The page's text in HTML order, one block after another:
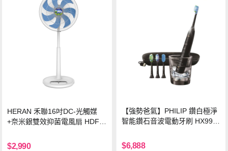
HERAN 禾聯16吋DC-光觸媒
+奈米銀雙效抑菌電風扇 HDF-1
$2,990
【強勢爸氣】PHILIP 鑽白極淨
智能鑽石音波電動牙刷 HX992
$6,888